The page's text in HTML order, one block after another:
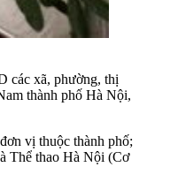
các xã, phường, thị
thành phố Hà Nội,
vị thuộc thành phố;
Thể thao Hà Nội (Cơ